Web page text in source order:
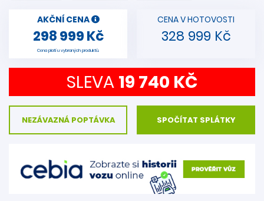
AKČNÍ CENA
298 999 Kč
Cena platí u vybraných produktů.
CENA V HOTOVOSTI
328 999 Kč
SLEVA 19 740 KČ
NEZÁVAZNÁ POPTÁVKA SPOČÍTAT SPLÁTKY